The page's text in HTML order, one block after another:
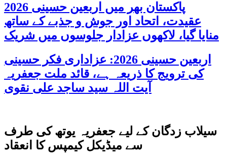
پاکستان بھر میں اربعین حسینی 2026
عقیدت، اتحاد اور جوش و جذبے کے ساتھ
منایا گیا، لاکھوں عزادار جلوسوں میں شریک
اربعین حسینی 2026: عزاداری فکر حسینی
کی ترویج کا ذریعہ ہے، قائد ملت جعفریہ
آیت اللہ سید ساجد علی نقوی
سیلاب زدگان کے لیے جعفریہ یوتھ کی طرف
سے میڈیکل کیمپس کا انعقاد